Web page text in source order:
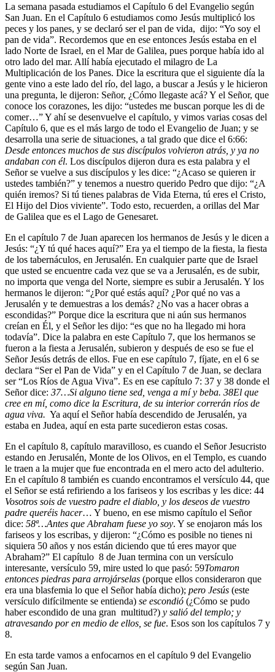
La semana pasada estudiamos el Capítulo 6 del Evangelio según
San Juan. En el Capítulo 6 estudiamos como Jesús multiplicó los
peces y los panes, y se declaró ser el pan de vida, dijo: “Yo soy el
pan de vida”. Recordemos que en ese entonces Jesús estaba en el
lado Norte de Israel, en el Mar de Galilea, pues porque había ido al
otro lado del mar. Allí había ejecutado el milagro de La
Multiplicación de los Panes. Dice la escritura que el siguiente día la
gente vino a este lado del río, del lago, a buscar a Jesús y le hicieron
una pregunta, le dijeron: Señor, ¿Cómo llegaste acá? Y el Señor, que
conoce los corazones, les dijo: “ustedes me buscan porque les di de
comer…” Y ahí se desenvuelve el capítulo, y vimos varias cosas del
Capítulo 6, que es el más largo de todo el Evangelio de Juan; y se
desarrolla una serie de situaciones, a tal grado que dice el 6:66:
Desde entonces muchos de sus discípulos volvieron atrás, y ya no
andaban con él. Los discípulos dijeron dura es esta palabra y el
Señor se vuelve a sus discípulos y les dice: “¿Acaso se quieren ir
ustedes también?” y tenemos a nuestro querido Pedro que dijo: “¿A
quién iremos? Si tú tienes palabras de Vida Eterna, tú eres el Cristo,
El Hijo del Dios viviente”. Todo esto, recuerden, a orillas del Mar
de Galilea que es el Lago de Genesaret.
En el capítulo 7 de Juan aparecen los hermanos de Jesús y le dicen a
Jesús: “¿Y tú qué haces aquí?” Era ya el tiempo de la fiesta, la fiesta
de los tabernáculos, en Jerusalén. En cualquier parte que de Israel
que usted se encuentre cada vez que se va a Jerusalén, es de subir,
no importa que venga del Norte, siempre es subir a Jerusalén. Y los
hermanos le dijeron: “¿Por qué estás aquí? ¿Por qué no vas a
Jerusalén y te demuestras a los demás? ¿No vas a hacer obras a
escondidas?” Porque dice la escritura que ni aún sus hermanos
creían en Él, y el Señor les dijo: “es que no ha llegado mi hora
todavía”. Dice la palabra en este Capítulo 7, que los hermanos se
fueron a la fiesta a Jerusalén, subieron y después de eso se fue el
Señor Jesús detrás de ellos. Fue en ese capítulo 7, fíjate, en el 6 se
declara “Ser el Pan de Vida” y en el Capítulo 7 de Juan, se declara
ser “Los Ríos de Agua Viva”. Es en ese capítulo 7: 37 y 38 donde el
Señor dice: 37…Si alguno tiene sed, venga a mí y beba. 38El que
cree en mí, como dice la Escritura, de su interior correrán ríos de
agua viva. Ya aquí el Señor había descendido de Jerusalén, ya
estaba en Judea, aquí en esta parte sucedieron estas cosas.
En el capítulo 8, capítulo maravilloso, es cuando el Señor Jesucristo
estando en Jerusalén, Monte de los Olivos, en el Templo, es cuando
le traen a la mujer que fue encontrada en el mero acto del adulterio.
En el capítulo 8 también es cuando encontramos el versículo 44, que
el Señor se está refiriendo a los fariseos y los escribas y les dice: 44
Vosotros sois de vuestro padre el diablo, y los deseos de vuestro
padre queréis hacer… Y bueno, en ese mismo capítulo el Señor
dice: 58ª…Antes que Abraham fuese yo soy. Y se enojaron más los
fariseos y los escribas, y dijeron: “¿Cómo es posible no tienes ni
siquiera 50 años y nos están diciendo que tú eres mayor que
Abraham?” El capítulo 8 de Juan termina con un versículo
interesante, versículo 59, mire usted lo que pasó: 59Tomaron
entonces piedras para arrojárselas (porque ellos consideraron que
era una blasfemia lo que el Señor había dicho); pero Jesús (este
versículo difícilmente se entienda) se escondió (¿Cómo se pudo
haber escondido de una gran multitud?) y salió del templo; y
atravesando por en medio de ellos, se fue. Esos son los capítulos 7 y
8.
En esta tarde vamos a enfocarnos en el capítulo 9 del Evangelio
según San Juan.